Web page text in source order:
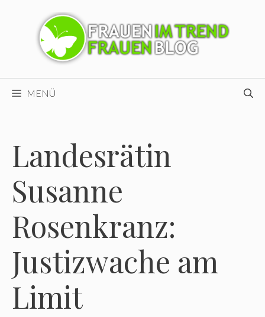
MENÜ
Landesrätin
Susanne
Rosenkranz:
Justizwache am
Limit